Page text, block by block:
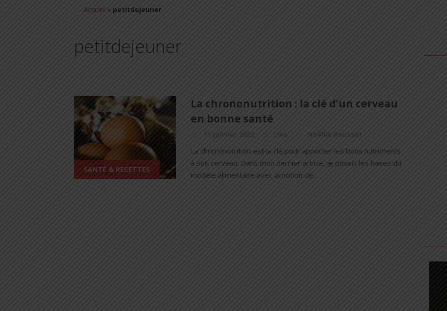
Accueil » petitdejeuner
petitdejeuner
SANTÉ & RECETTES
La chrononutrition : la clé d’un cerveau
en bonne santé
11 janvier 2022 Like Noëllie Rousset
La chrononutrition est la clé pour apporter les bons nutriments
à son cerveau. Dans mon dernier article, je posais les bases du
modèle alimentaire avec la notion de...